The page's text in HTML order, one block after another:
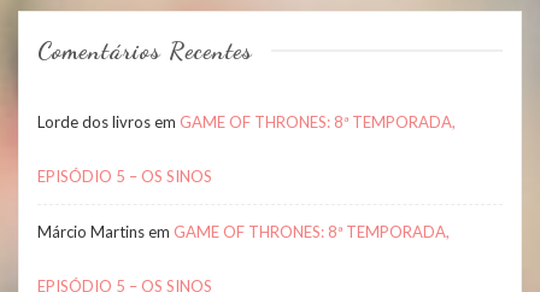
Comentários Recentes
Lorde dos livrosem GAME OF THRONES: 8ª TEMPORADA,
EPISÓDIO 5 – OS SINOS
Márcio Martinsem GAME OF THRONES: 8ª TEMPORADA,
EPISÓDIO 5 – OS SINOS